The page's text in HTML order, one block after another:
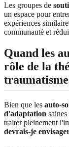
Les groupes de
un espace pour
expériences
communauté et
Quand les
rôle de la
Bien que les auto-
d'adaptation
traiter pleinement
devrais-je